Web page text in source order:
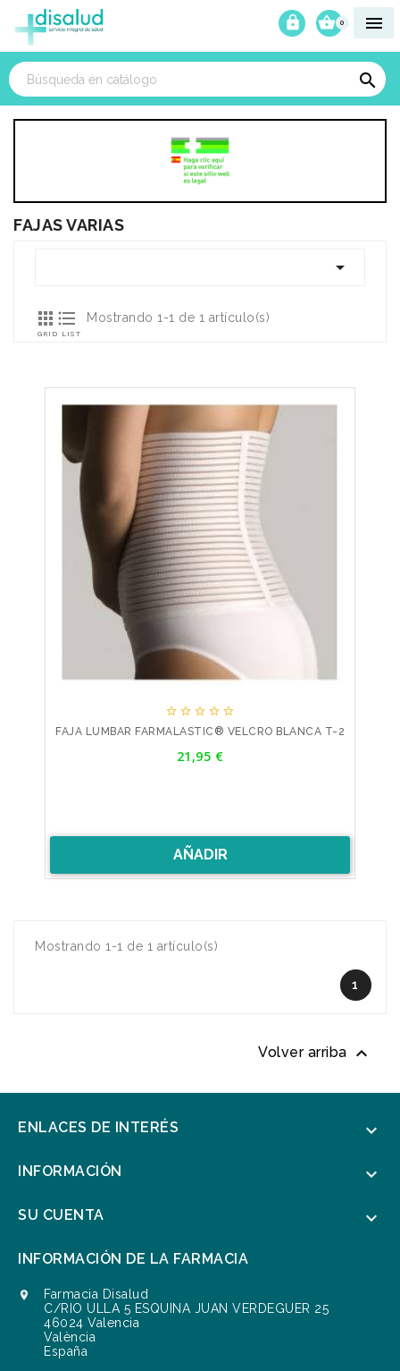

0



FAJAS VARIAS


GRID

LIST
Mostrando 1-1 de 1 artículo(s)
    
FAJA LUMBAR FARMALASTIC® VELCRO BLANCA T-2
21,95 €
AÑADIR
Mostrando 1-1 de 1 artículo(s)
1
Volver arriba 
ENLACES DE INTERÉS 
INFORMACIÓN 
SU CUENTA 
INFORMACIÓN DE LA FARMACIA

Farmacia Disalud
C/RIO ULLA 5 ESQUINA JUAN VERDEGUER 25
46024 Valencia
València
España